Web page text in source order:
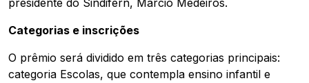
presidente do Sindifern, Márcio Medeiros.
Categorias e inscrições
O prêmio será dividido em três categorias principais:
categoria Escolas, que contempla ensino infantil e